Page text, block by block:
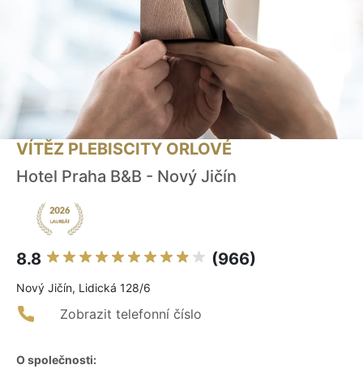
VÍTĚZ PLEBISCITY ORLOVÉ
Hotel Praha B&B - Nový Jičín
8.8 (966)
Nový Jičín, Lidická 128/6
Zobrazit telefonní číslo
O společnosti: